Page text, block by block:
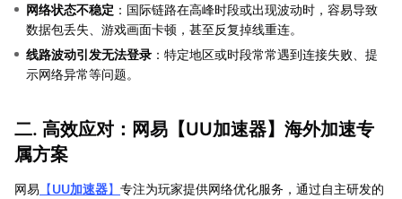
网络状态不稳定 ：国际链路在高峰时段或出现波动时，容易导致
数据包丢失、游戏画面卡顿，甚至反复掉线重连。
线路波动引发无法登录 ：特定地区或时段常常遇到连接失败、提
示网络异常等问题。
二. 高效应对：网易【UU加速器】海外加速专
属方案
网易 【UU加速器】 专注为玩家提供网络优化服务，通过自主研发的